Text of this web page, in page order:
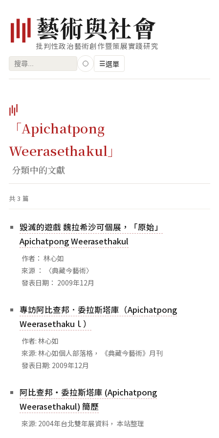
藝術與社會
批判性政治藝術創作暨策展實踐研究
搜
字:
☰選單
藝術家
創作類型
專題
索引
相關網站
關於
關於本站
團隊成員
「Apichatpong
Weerasethakul」
分類中的文獻
共 3 篇
毀滅的遊戲 魏拉希沙可個展，「原始」
Apichatpong Weerasethakul
作者： 林心如
來源 ： 〈典藏今藝術〉
發表日期： 2009年12月
專訪阿比查邦．委拉斯塔庫（Apichatpong
Weerasethakuｌ）
作者: 林心如
來源: 林心如個人部落格， 《典藏今藝術》月刊
發表日期: 2009年12月
阿比查邦‧委拉斯塔庫 (Apichatpong
Weerasethakul) 簡歷
來源: 2004年台北雙年展資料， 本站整理